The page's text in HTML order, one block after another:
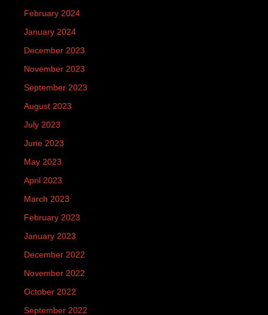
February 2024
January 2024
December 2023
November 2023
September 2023
August 2023
July 2023
June 2023
May 2023
April 2023
March 2023
February 2023
January 2023
December 2022
November 2022
October 2022
September 2022